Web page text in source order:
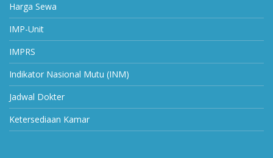
Harga Sewa
IMP-Unit
IMPRS
Indikator Nasional Mutu (INM)
Jadwal Dokter
Ketersediaan Kamar